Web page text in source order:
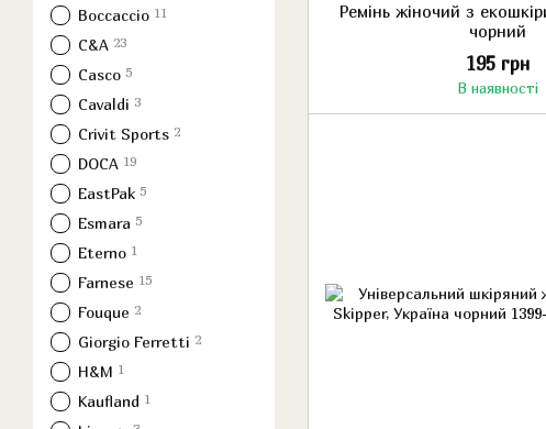
Ремінь жіночий з
чорний
195 грн
В наявності
Boccaccio 11
C&A 23
Casco 5
Cavaldi 3
Crivit Sports 2
DOCA 19
EastPak 5
Esmara 5
Eterno 1
Farnese 15
Fouque 2
Giorgio Ferretti 2
H&M 1
Kaufland 1